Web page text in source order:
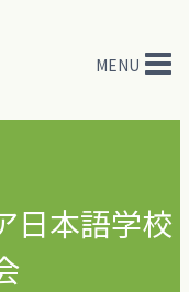
MENU
日本語学校